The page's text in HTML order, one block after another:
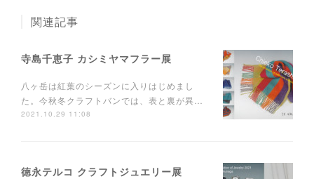
関連記事
寺島千恵子 カシミヤマフラー展
八ヶ岳は紅葉のシーズンに入りはじめまし
た。今秋冬クラフトバンでは、表と裏が異…
2021.10.29 11:08
徳永テルコ クラフトジュエリー展